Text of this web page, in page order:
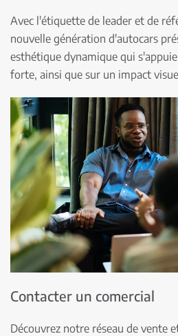
Avec l'étiquette de leader et de
nouvelle génération d'autocars
esthétique dynamique qui
forte, ainsi que sur un impact
Contacter un comercial
Découvrez notre réseau de vente